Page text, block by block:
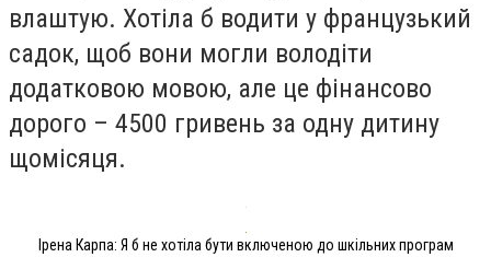
влаштую. Хотіла б водити у французький
садок, щоб вони могли володіти
додатковою мовою, але це фінансово
дорого – 4500 гривень за одну дитину
щомісяця.
Ірена Карпа: Я б не хотіла бути включеною до шкільних програм